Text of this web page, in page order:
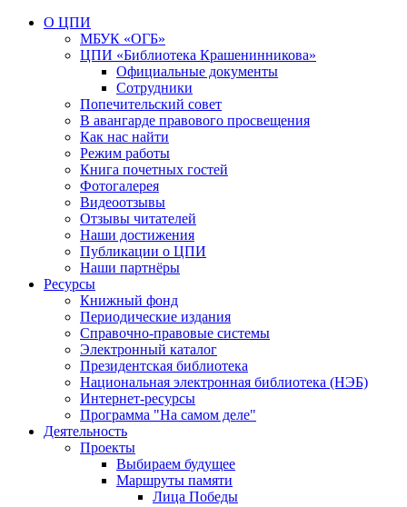
О ЦПИ
МБУК «ОГБ»
ЦПИ «Библиотека Крашенинникова»
Официальные документы
Сотрудники
Попечительский совет
В авангарде правового просвещения
Как нас найти
Режим работы
Книга почетных гостей
Фотогалерея
Видеоотзывы
Отзывы читателей
Наши достижения
Публикации о ЦПИ
Наши партнёры
Ресурсы
Книжный фонд
Периодические издания
Справочно-правовые системы
Электронный каталог
Президентская библиотека
Национальная электронная библиотека (НЭБ)
Интернет-ресурсы
Программа "На самом деле"
Деятельность
Проекты
Выбираем будущее
Маршруты памяти
Лица Победы